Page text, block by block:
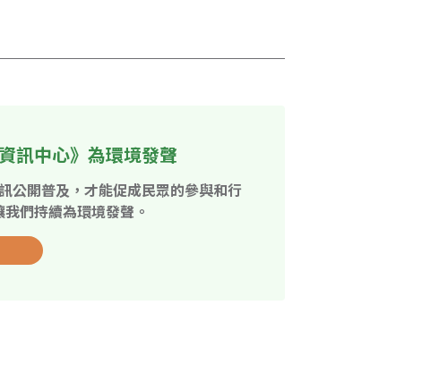
訊中心》為環境發聲
公開普及，才能促成民眾的參與和行
們持續為環境發聲。